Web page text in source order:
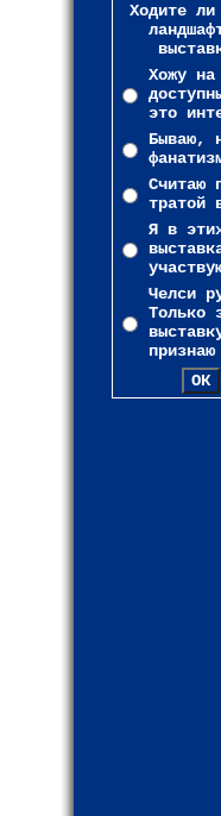
Ходите
Хожу на
это
Бываю,
Считаю
тратой
Я в
Челси
Только
признаю